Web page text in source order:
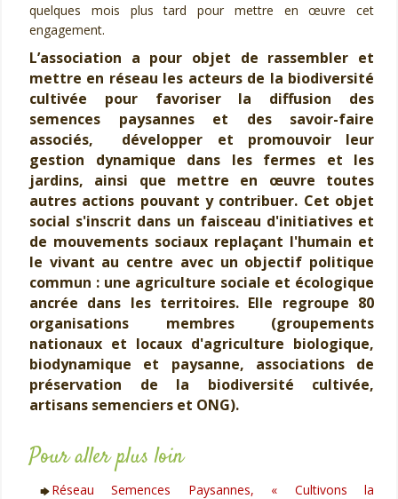
quelques mois plus tard pour mettre en œuvre cet
engagement.
L’association a pour objet de rassembler et
mettre en réseau les acteurs de la biodiversité
cultivée pour favoriser la diffusion des
semences paysannes et des savoir-faire
associés, développer et promouvoir leur
gestion dynamique dans les fermes et les
jardins, ainsi que mettre en œuvre toutes
autres actions pouvant y contribuer. Cet objet
social s'inscrit dans un faisceau d'initiatives et
de mouvements sociaux replaçant l'humain et
le vivant au centre avec un objectif politique
commun : une agriculture sociale et écologique
ancrée dans les territoires. Elle regroupe 80
organisations membres (groupements
nationaux et locaux d'agriculture biologique,
biodynamique et paysanne, associations de
préservation de la biodiversité cultivée,
artisans semenciers et ONG).
Pour aller plus loin
Réseau Semences Paysannes, « Cultivons la